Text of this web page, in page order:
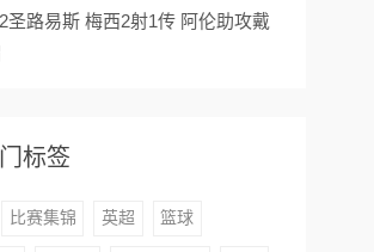
圣路易斯 梅西2射1传 阿伦助攻戴
标签
比赛集锦 英超 篮球